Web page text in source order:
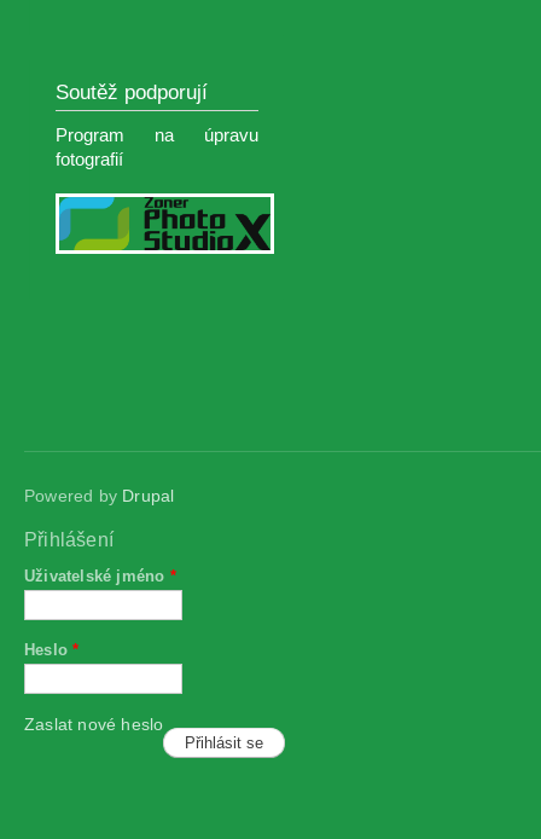
Soutěž podporují
Program na úpravu
fotografií
Powered by Drupal
Přihlášení
Uživatelské jméno *
Heslo*
Zaslat nové heslo